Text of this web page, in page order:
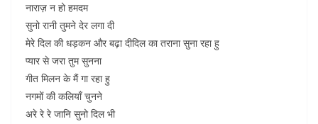
नाराज़ न हो हमदम
सुनो रानी तुमने देर लगा दी
मेरे दिल की धड़कन और बढ़ा दीदिल का तराना सुना रहा हु
प्यार से जरा तुम सुनना
गीत मिलन के मैं गा रहा हु
नगमों की कलियाँ चुनने
अरे रे रे जानि सुनो दिल भी